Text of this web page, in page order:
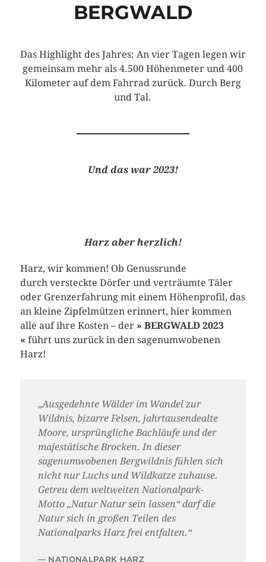
BERGWALD
Das Highlight des Jahres: An vier Tagen legen wir
gemeinsam mehr als 4.500 Höhenmeter und 400
Kilometer auf dem Fahrrad zurück. Durch Berg
und Tal.
Und das war 2023!
Harz aber herzlich!
Harz, wir kommen! Ob Genussrunde
durch versteckte Dörfer und verträumte Täler
oder Grenzerfahrung mit einem Höhenprofil, das
an kleine Zipfelmützen erinnert, hier kommen
alle auf ihre Kosten – der» BERGWALD 2023
« führt uns zurück in den sagenumwobenen
Harz!
„Ausgedehnte Wälder im Wandel zur
Wildnis, bizarre Felsen, jahrtausendealte
Moore, ursprüngliche Bachläufe und der
majestätische Brocken. In dieser
sagenumwobenen Bergwildnis fühlen sich
nicht nur Luchs und Wildkatze zuhause.
Getreu dem weltweiten Nationalpark-
Motto „Natur Natur sein lassen“ darf die
Natur sich in großen Teilen des
Nationalparks Harz frei entfalten.“
NATIONALPARK HARZ